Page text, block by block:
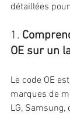
détaillées
1.
OE sur un
Le code OE
marques de
LG, Samsung,